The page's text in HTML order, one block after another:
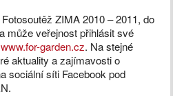
ZIMA 2010 – 2011, do
může veřejnost přihlásit své
www.for-garden.cz. Na stejné
aktuality a zajímavosti o
sociální síti Facebook pod